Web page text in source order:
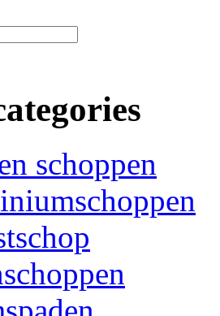
schoppen